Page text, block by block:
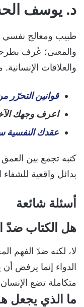
د. يوسف
طبيب ومعالج نفسي
والمعنى؛ عُرف
والعلاقات
قوانين التحرّر
اعرف وجهك
عقدك النفسية
كتبه تجمع بين
بدائل واقعية
أسئلة شائعة
هل الكتاب ضدّ
لا، لكنه ضدّ الفهم
الدواء إنما يرفض
متكاملة تضع
ما الذي يجعل